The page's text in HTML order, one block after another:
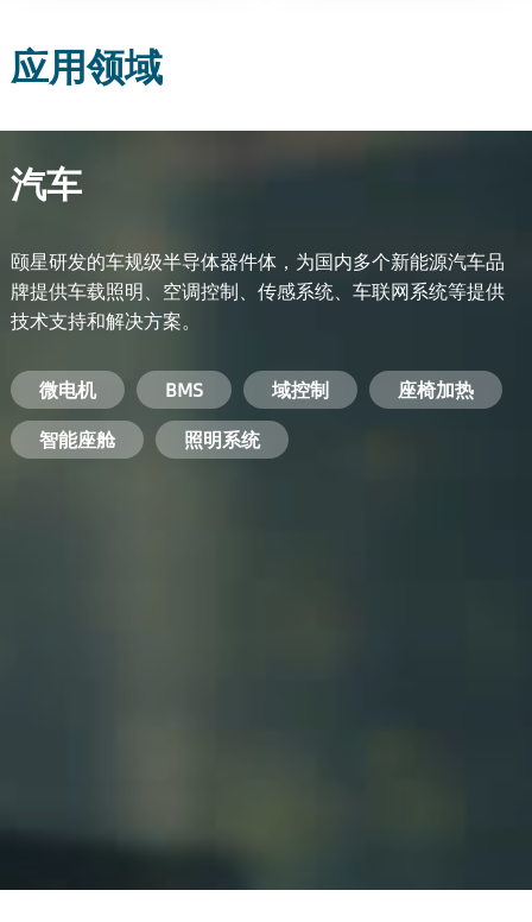
应用领域
汽车
颐星研发的车规级半导体器件体，为国内多个新能源汽车品
牌提供车载照明、空调控制、传感系统、车联网系统等提供
技术支持和解决方案。
微电机 BMS 域控制
座椅加热
智能座舱
照明系统
电池管理系统
储能逆变器
工业电焊机 变频器
电机驱动
安防摄像头
开关电源 手机充电器
服务器电源
PC电源
电脑 手机 基站 机顶盒
智能农业 智能医疗
智能交通
智能家居